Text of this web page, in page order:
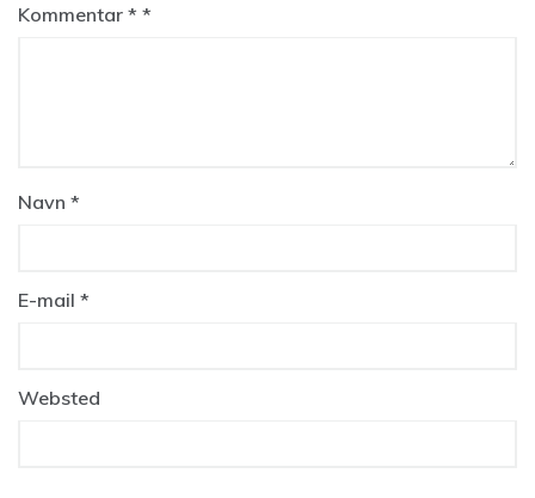
Kommentar *
Navn *
E-mail *
Websted